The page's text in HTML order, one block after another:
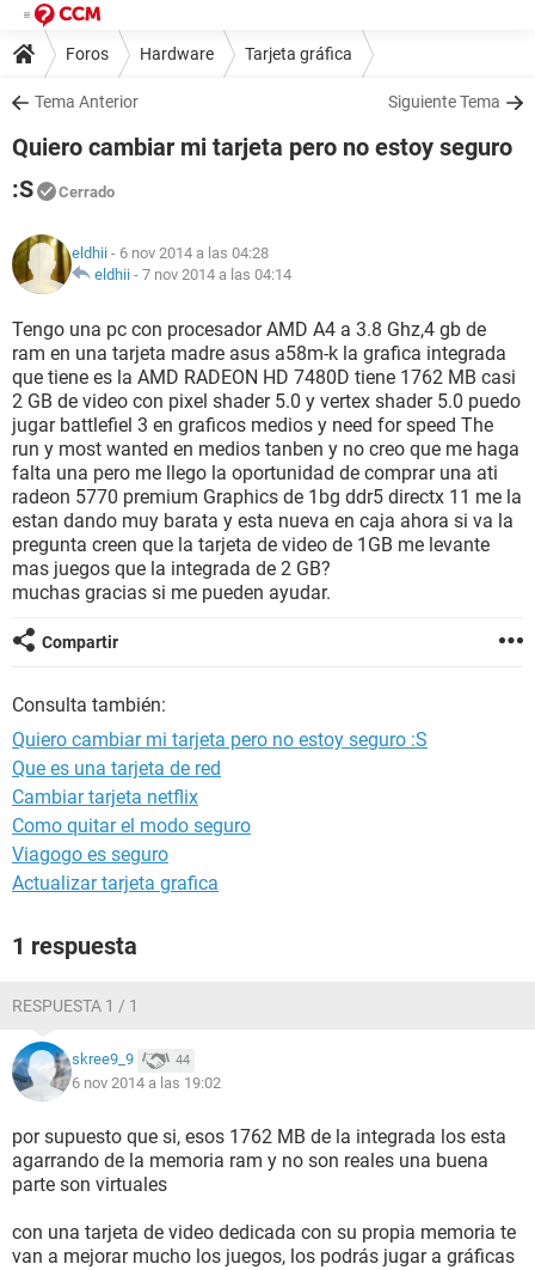
Foros Hardware Tarjeta gráfica
Tema Anterior Siguiente Tema
Quiero cambiar mi tarjeta pero no estoy seguro
:S
Cerrado
eldhii - 6 nov 2014 a las 04:28
eldhii - 7 nov 2014 a las 04:14
Tengo una pc con procesador AMD A4 a 3.8 Ghz,4 gb de
ram en una tarjeta madre asus a58m-k la grafica integrada
que tiene es la AMD RADEON HD 7480D tiene 1762 MB casi
2 GB de video con pixel shader 5.0 y vertex shader 5.0 puedo
jugar battlefiel 3 en graficos medios y need for speed The
run y most wanted en medios tanben y no creo que me haga
falta una pero me llego la oportunidad de comprar una ati
radeon 5770 premium Graphics de 1bg ddr5 directx 11 me la
estan dando muy barata y esta nueva en caja ahora si va la
pregunta creen que la tarjeta de video de 1GB me levante
mas juegos que la integrada de 2 GB?
muchas gracias si me pueden ayudar.
Compartir
Consulta también:
Quiero cambiar mi tarjeta pero no estoy seguro :S
Que es una tarjeta de red
Cambiar tarjeta netflix
Como quitar el modo seguro
Viagogo es seguro
Actualizar tarjeta grafica
1 respuesta
RESPUESTA 1 / 1
skree9_9 44
6 nov 2014 a las 19:02
por supuesto que si, esos 1762 MB de la integrada los esta
agarrando de la memoria ram y no son reales una buena
parte son virtuales
con una tarjeta de video dedicada con su propia memoria te
van a mejorar mucho los juegos, los podrás jugar a gráficas